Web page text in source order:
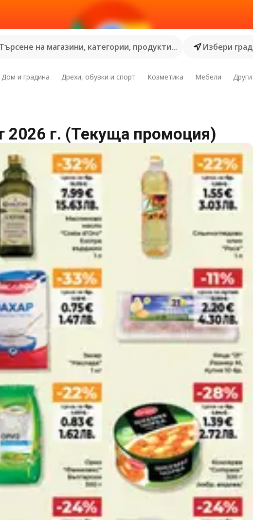
Търсене на магазини, категории, продукти...
Избери град
Дом и градина Дрехи, обувки и спорт Козметика Мебели Други
г. (Текуща промоция)